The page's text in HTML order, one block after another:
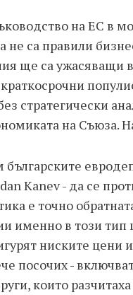
на ЕС в
не са правили
ще са ужасяващи
стратегически
на Съюза.
Kanev - да се
е точно
именно в този тип
ниските цени
посочих -
които